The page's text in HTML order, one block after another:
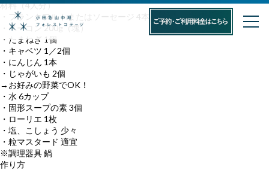
材料（4人分）
・フランクフルトまたはソーセージ 4本
・ベーコン 200g（塊）
・たまねぎ 1個
・キャベツ 1／2個
・にんじん 1本
・じゃがいも 2個
→お好みの野菜でOK！
・水 6カップ
・固形スープの素 3個
・ローリエ 1枚
・塩、こしょう 少々
・粒マスタード 適宜
※調理器具 鍋
作り方